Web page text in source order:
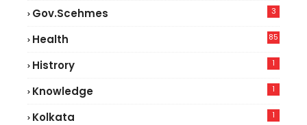
Gov.scehmes 3
Health
85
Histrory 1
Knowledge 1
Kolkata 1